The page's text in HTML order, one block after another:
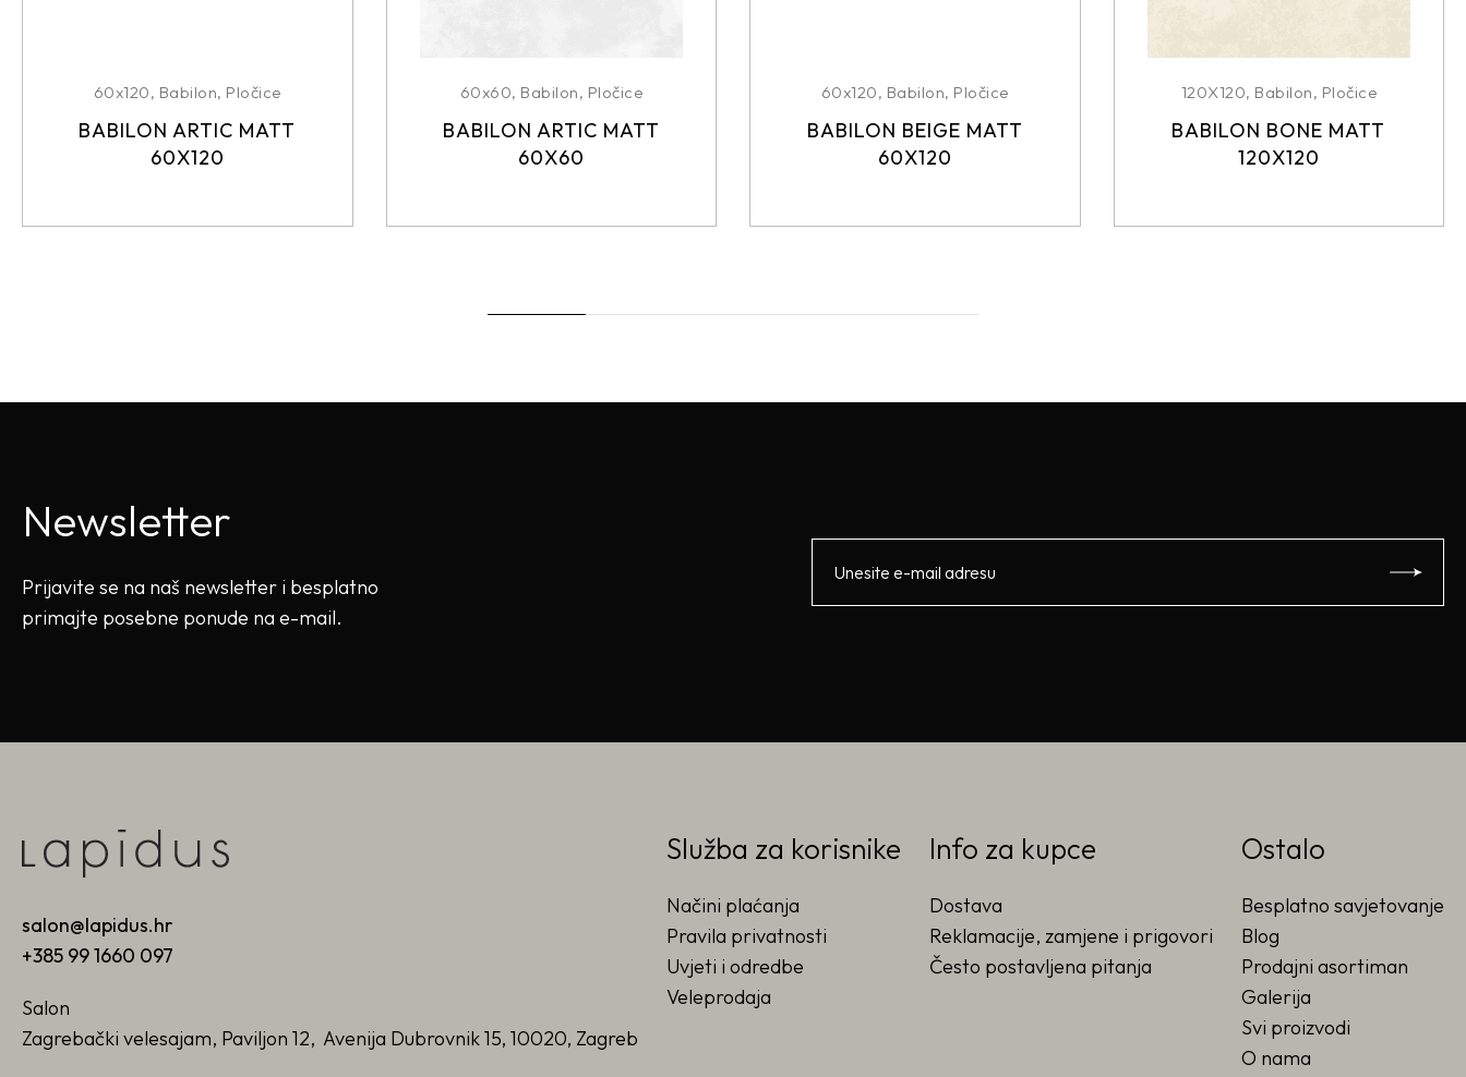
60x120, Babilon, Pločice
BABILON ARTIC MATT
60X120
60x60, Babilon, Pločice
BABILON ARTIC MATT
60X60
60x120, Babilon, Pločice
BABILON BEIGE MATT
60X120
120X120, Babilon, Pločice
BABILON BONE MATT
120X120
Newsletter
Prijavite se na naš newsletter i besplatno
primajte posebne ponude na e-mail.
salon@lapidus.hr
+385 99 1660 097
Salon
Zagrebački velesajam, Paviljon 12, Avenija Dubrovnik 15, 10020, Zagreb
Služba za korisnike
Načini plaćanja
Pravila privatnosti
Uvjeti i odredbe
Veleprodaja
Info za kupce
Dostava
Reklamacije, zamjene i prigovori
Često postavljena pitanja
Ostalo
Besplatno savjetovanje
Blog
Prodajni asortiman
Galerija
Svi proizvodi
O nama